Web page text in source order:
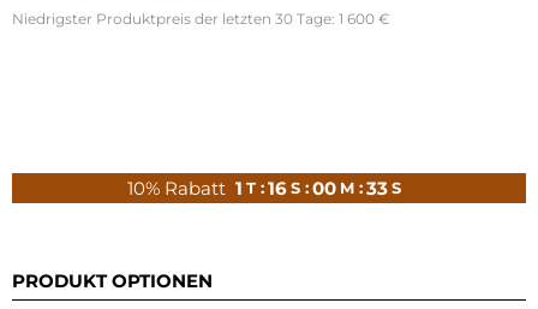
Niedrigster Produktpreis der letzten 30 Tage: 1 600 €
10% Rabatt 1 T : 16 S : 00 M : 32 S
PRODUKT OPTIONEN